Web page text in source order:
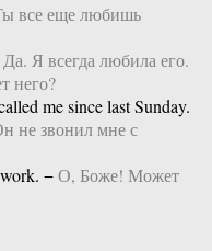
все еще любишь
Да. Я всегда любила его.
него?
me since last Sunday.
не звонил мне с
−О, Боже! Может